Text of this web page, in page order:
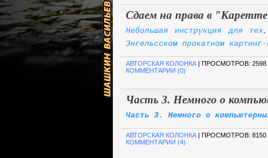
Сдаем на права в
Небольшая инструкция для
Энгельсском прокатном
АВТОРСКАЯ КОЛОНКА | ПРОСМОТРОВ: 2598
КОММЕНТАРИИ (0)
Часть 3. Немного о
Часть 3. Немного о
АВТОРСКАЯ КОЛОНКА | ПРОСМОТРОВ: 8150
КОММЕНТАРИИ (4)